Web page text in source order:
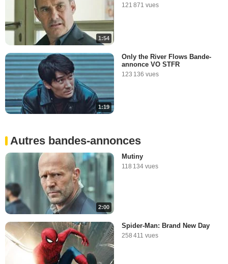
1:54
121 871 vues
1:19
Only the River Flows Bande-
annonce VO STFR
123 136 vues
Autres bandes-annonces
2:00
Mutiny
118 134 vues
Spider-Man: Brand New Day
258 411 vues